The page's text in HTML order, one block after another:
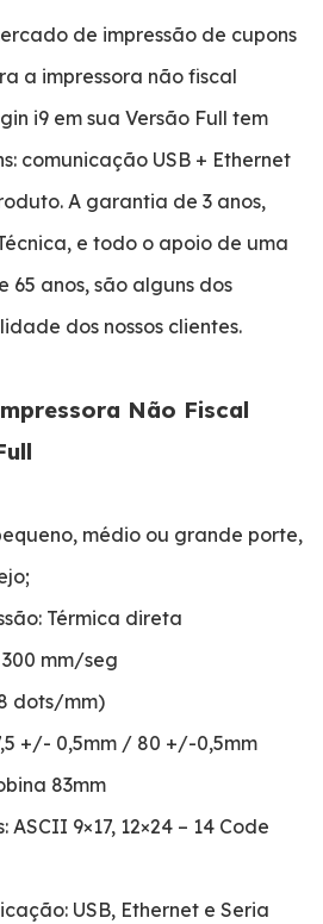
de impressão de cupons
a impressora não fiscal
i9 em sua Versão Full tem
comunicação USB + Ethernet
A garantia de 3 anos,
e todo o apoio de uma
65 anos, são alguns dos
dos nossos clientes.
Não Fiscal
médio ou grande porte,
Térmica direta
mm/seg
dots/mm)
+/- 0,5mm / 80 +/-0,5mm
83mm
9×17, 12×24 – 14 Code
USB, Ethernet e Seria